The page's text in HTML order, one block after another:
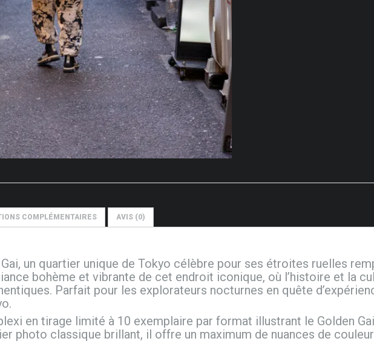
COMPLÉMENTAIRES AVIS (0)
un quartier unique de Tokyo célèbre pour ses étroites ruelles
bohème et vibrante de cet endroit iconique, où l’histoire et la
Parfait pour les explorateurs nocturnes en quête
en tirage limité à 10 exemplaire par format illustrant le Golden
photo classique brillant, il offre un maximum de nuances de